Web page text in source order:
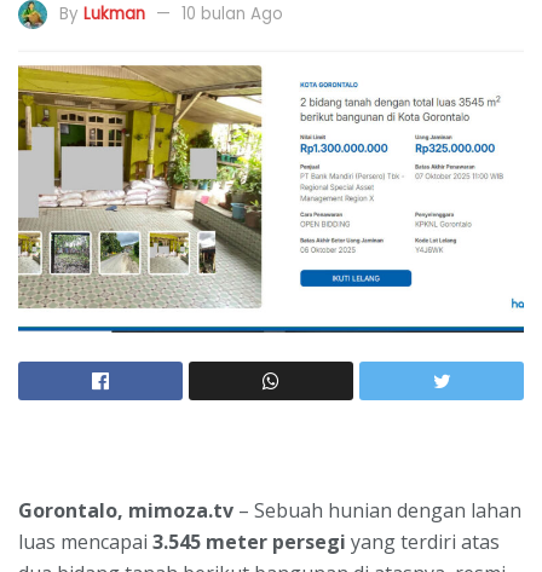
By Lukman 10 bulan Ago
Gorontalo, mimoza.tv – Sebuah hunian dengan lahan
luas mencapai 3.545 meter persegi yang terdiri atas